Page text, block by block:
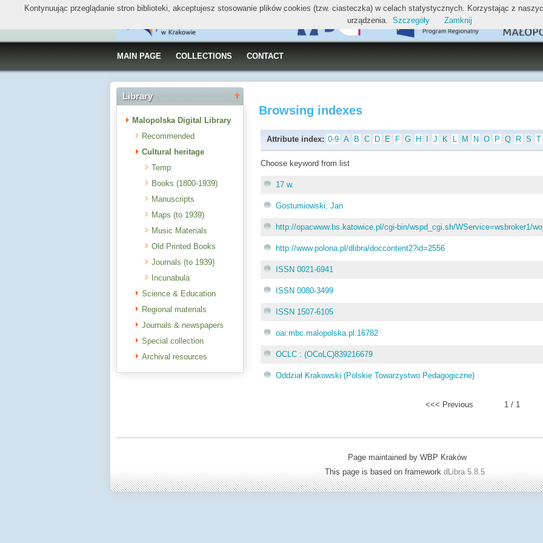
MAIN PAGE COLLECTIONS CONTACT
Library
Malopolska Digital Library
Recommended
Cultural heritage
Temp
Books (1800-1939)
Manuscripts
Maps (to 1939)
Music Materials
Old Printed Books
Journals (to 1939)
Incunabula
Science & Education
Regional materials
Journals & newspapers
Special collection
Archival resources
Browsing indexes
Attribute index: 0-9 A B C D E F G H J K L M N O P Q R S T
Choose keyword from list
17 w.
Gostumiowski, Jan
http://opacwww.bs.katowice.pl/cgi-bin/wspd_cgi.sh/WService=wsbroker1/
http://www.polona.pl/dlibra/doccontent2?id=2556
ISSN 0021-6941
ISSN 0080-3499
ISSN 1507-6105
oai:mbc.malopolska.pl:16782
OCLC : (OCoLC)839216679
Oddział Krakowski (Polskie Towarzystwo Pedagogiczne)
<<< Previous 1 / 1
Page maintained by WBP Kraków
This page is based on framework dLibra 5.8.5
Kontynuując przeglądanie stron biblioteki, akceptujesz stosowanie plików cookies (tzw. ciasteczka) w celach statystycznych. Korzystając z
urządzenia. Szczegóły Zamknij